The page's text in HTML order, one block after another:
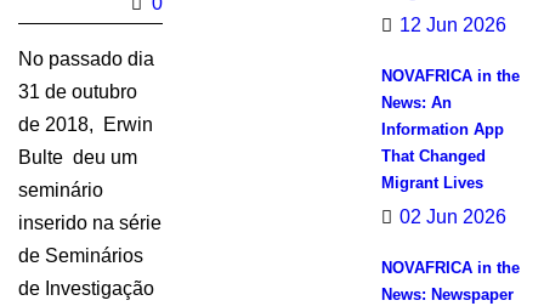
No passado dia
31 de outubro
de 2018, Erwin
Bulte deu um
seminário
inserido na série
de Seminários
de Investigação
12 Jun 2026
NOVAFRICA in the
News: An
Information App
That Changed
Migrant Lives
02 Jun 2026
NOVAFRICA in the
News: Newspaper